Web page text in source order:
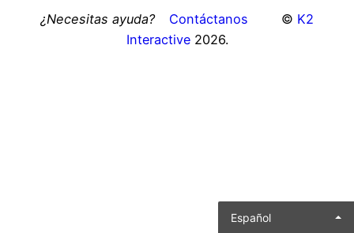
¿Necesitas ayuda? Contáctanos © K2
Interactive 2026.
Español